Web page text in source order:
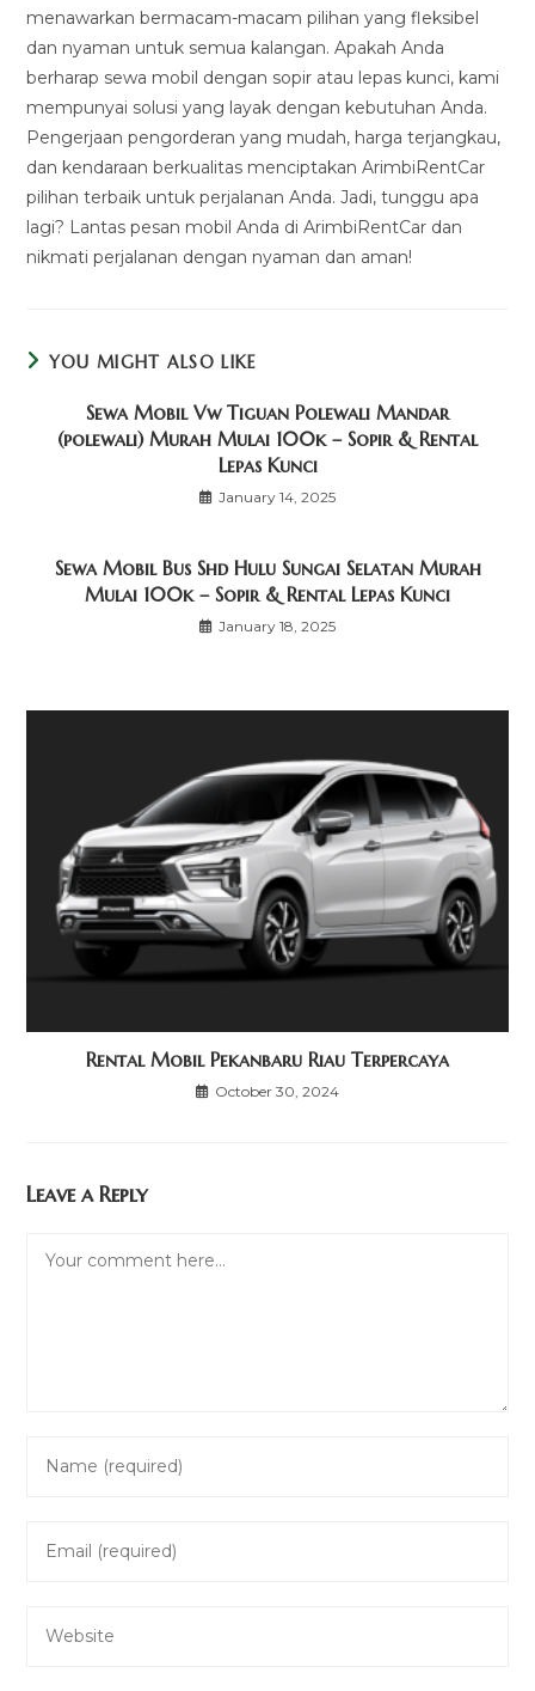
menawarkan bermacam-macam pilihan yang fleksibel
dan nyaman untuk semua kalangan. Apakah Anda
berharap sewa mobil dengan sopir atau lepas kunci, kami
mempunyai solusi yang layak dengan kebutuhan Anda.
Pengerjaan pengorderan yang mudah, harga terjangkau,
dan kendaraan berkualitas menciptakan ArimbiRentCar
pilihan terbaik untuk perjalanan Anda. Jadi, tunggu apa
lagi? Lantas pesan mobil Anda di ArimbiRentCar dan
nikmati perjalanan dengan nyaman dan aman!
YOU MIGHT ALSO LIKE
Sewa Mobil Vw Tiguan Polewali Mandar
(polewali) Murah Mulai 100k – Sopir & Rental
Lepas Kunci
January 14, 2025
Sewa Mobil Bus Shd Hulu Sungai Selatan Murah
Mulai 100k – Sopir & Rental Lepas Kunci
January 18, 2025
Rental Mobil Pekanbaru Riau Terpercaya
October 30, 2024
Leave a Reply
your
comment
your
address
your